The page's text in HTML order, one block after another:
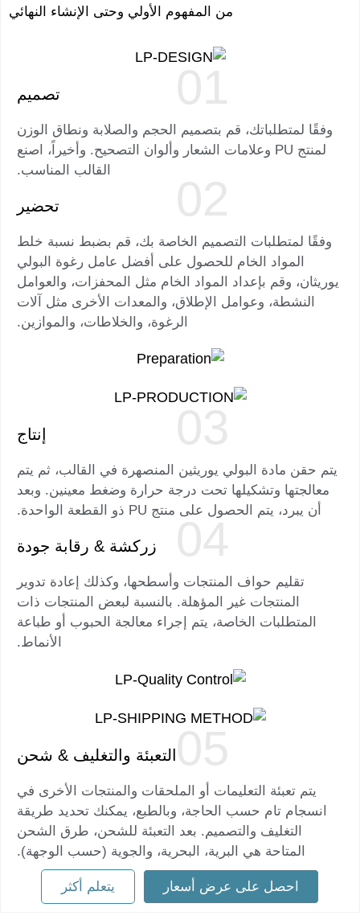
من المفهوم الأولي وحتى الإنشاء النهائي
تصميم
وفقًا لمتطلباتك، قم بتصميم الحجم والصلابة ونطاق الوزن
لمنتج PU وعلامات الشعار وألوان التصحيح. وأخيراً، اصنع
القالب المناسب.
تحضير
وفقًا لمتطلبات التصميم الخاصة بك، قم بضبط نسبة خلط
المواد الخام للحصول على أفضل عامل رغوة البولي
يوريثان، وقم بإعداد المواد الخام مثل المحفزات، والعوامل
النشطة، وعوامل الإطلاق، والمعدات الأخرى مثل آلات
الرغوة، والخلاطات، والموازين.
إنتاج
يتم حقن مادة البولي يوريثين المنصهرة في القالب، ثم يتم
معالجتها وتشكيلها تحت درجة حرارة وضغط معينين. وبعد
أن يبرد، يتم الحصول على منتج PU ذو القطعة الواحدة.
زركشة & رقابة جودة
تقليم حواف المنتجات وأسطحها، وكذلك إعادة تدوير
المنتجات غير المؤهلة. بالنسبة لبعض المنتجات ذات
المتطلبات الخاصة، يتم إجراء معالجة الحبوب أو طباعة
الأنماط.
التعبئة والتغليف & شحن
يتم تعبئة التعليمات أو الملحقات والمنتجات الأخرى في
انسجام تام حسب الحاجة، وبالطبع، يمكنك تحديد طريقة
التغليف والتصميم. بعد التعبئة للشحن، طرق الشحن
المتاحة هي البرية، البحرية، والجوية (حسب الوجهة).
احصل على عرض أسعار يتعلم أكثر